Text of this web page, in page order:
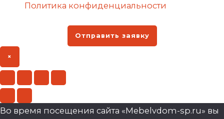
Политика конфиденциальности
Отправить заявку
×
Во время посещения сайта «Mebelvdom-sp.ru» вы